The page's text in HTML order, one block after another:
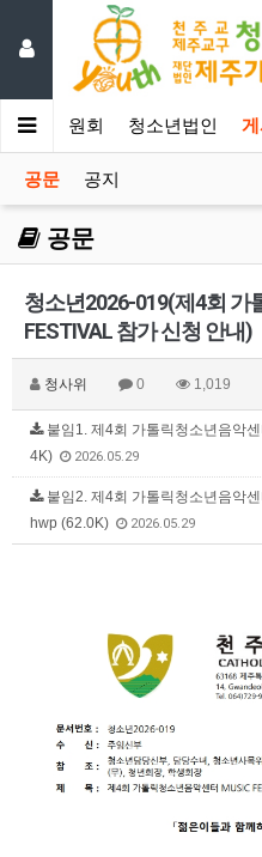
사목위원회 청소년법인
공문 공지
공문
청소년2026-019(제4회 가
FESTIVAL 참가 신청 안내)
청사위 0 1,019
붙임1. 제4회 가톨릭청소년음악
4K)
2026.05.29
붙임2. 제4회 가톨릭청소년음악
hwp (62.0K)
2026.05.29